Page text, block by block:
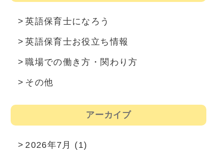
英語保育士になろう
英語保育士お役立ち情報
職場での働き方・関わり方
その他
アーカイブ
2026年7月 (1)